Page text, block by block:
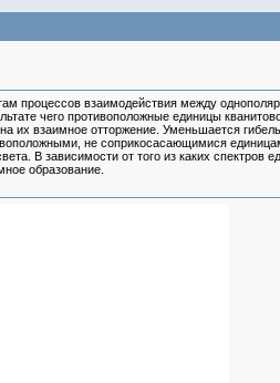
процессов взаимодействия между
чего противоположные единицы
их взаимное отторжение. Уменьшается
не соприкосасающимися
В зависимости от того из каких спектров
образование.